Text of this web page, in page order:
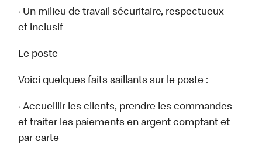
· Un milieu de travail sécuritaire, respectueux
et inclusif
Le poste
Voici quelques faits saillants sur le poste :
· Accueillir les clients, prendre les commandes
et traiter les paiements en argent comptant et
par carte